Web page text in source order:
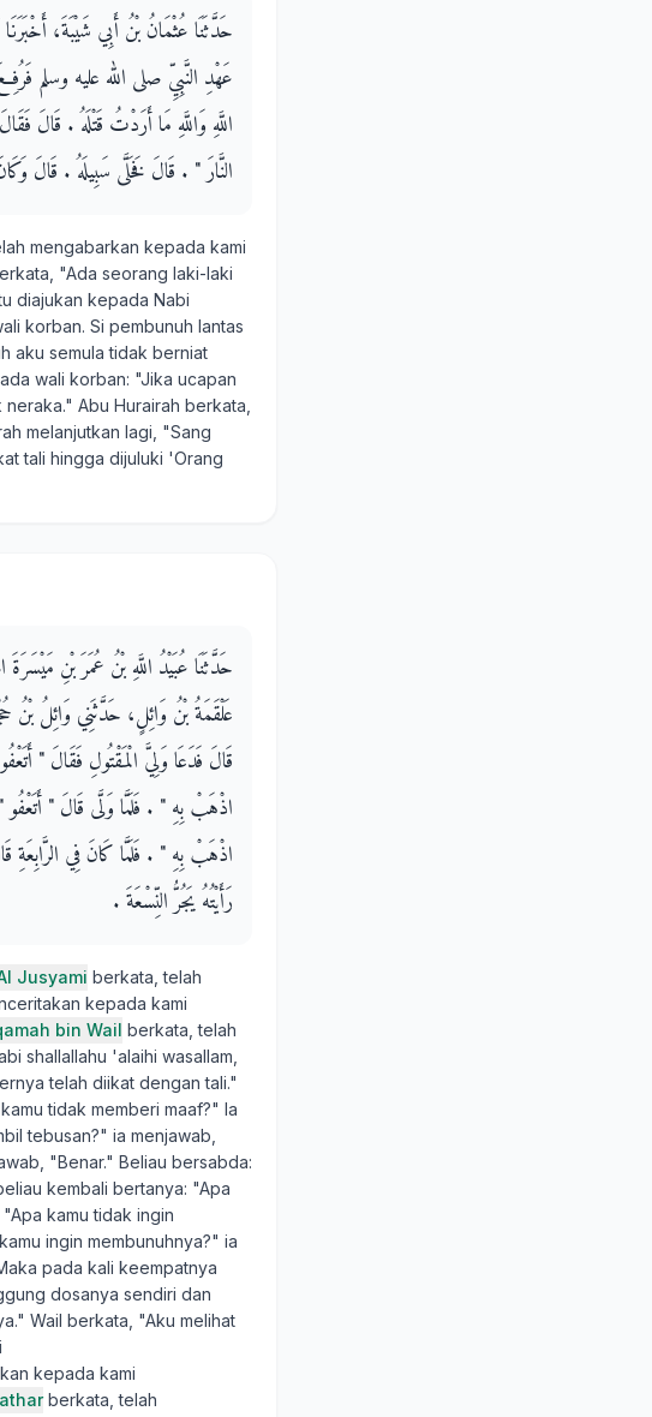
حَدَّثَنَا عُثْمَانُ بْنُ أَبِي شَيْبَةَ،
عَهْدِ النَّبِيِّ صلى الله عليه وسلم
اللَّهِ وَاللَّهِ مَا أَرَدْتُ قَتْلَهُ ‏.‏ قَالَ
النَّارَ ‏"‏ ‏.‏ قَالَ فَخَلَّى سَبِيلَهُ ‏.‏ قَالَ
mengabarkan kepada kami
"Ada seorang laki-laki
diajukan kepada Nabi
korban. Si pembunuh lantas
aku semula tidak berniat
wali korban: "Jika ucapan
Abu Hurairah berkata,
melanjutkan lagi, "Sang
tali hingga dijuluki 'Orang
حَدَّثَنَا عُبَيْدُ اللَّهِ بْنُ عُمَرَ بْنِ
عَلْقَمَةُ بْنُ وَائِلٍ، حَدَّثَنِي وَائِلُ بْنُ
قَالَ فَدَعَا وَلِيَّ الْمَقْتُولِ فَقَالَ ‏"‏
اذْهَبْ بِهِ ‏"‏ ‏.‏ فَلَمَّا وَلَّى قَالَ ‏"‏
اذْهَبْ بِهِ ‏"‏ ‏.‏ فَلَمَّا كَانَ فِي
رَأَيْتُهُ يَجُرُّ النِّسْعَةَ ‏.‏
Jusyami berkata, telah
kepada kami
bin Wail berkata, telah
shallallahu 'alaihi wasallam,
telah diikat dengan tali."
tidak memberi maaf?" Ia
tebusan?" ia menjawab,
"Benar." Beliau bersabda:
kembali bertanya: "Apa
kamu tidak ingin
ingin membunuhnya?" ia
pada kali keempatnya
dosanya sendiri dan
Wail berkata, "Aku melihat
kepada kami
berkata, telah